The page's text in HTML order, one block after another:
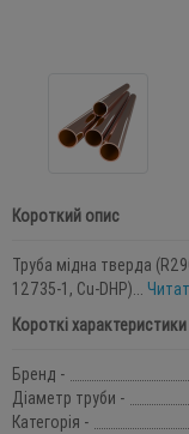
Короткий опис
Труба мідна тверда
12735-1, Cu-DHP)...
Короткі характеристики
Бренд -
Діаметр труби -
Категорія -